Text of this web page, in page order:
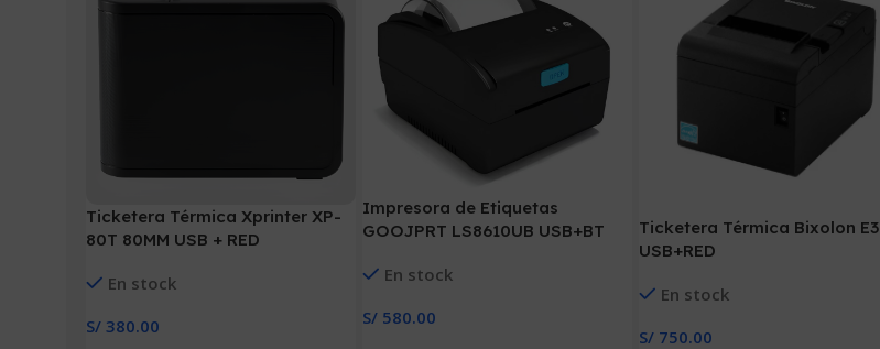
Ticketera Térmica Xprinter XP-
80T 80MM USB + RED
En stock
S/ 380.00
Impresora de Etiquetas
GOOJPRT LS8610UB USB+BT
En stock
S/580.00
Ticketera Térmica Bixolon
USB+RED
En stock
S/750.00